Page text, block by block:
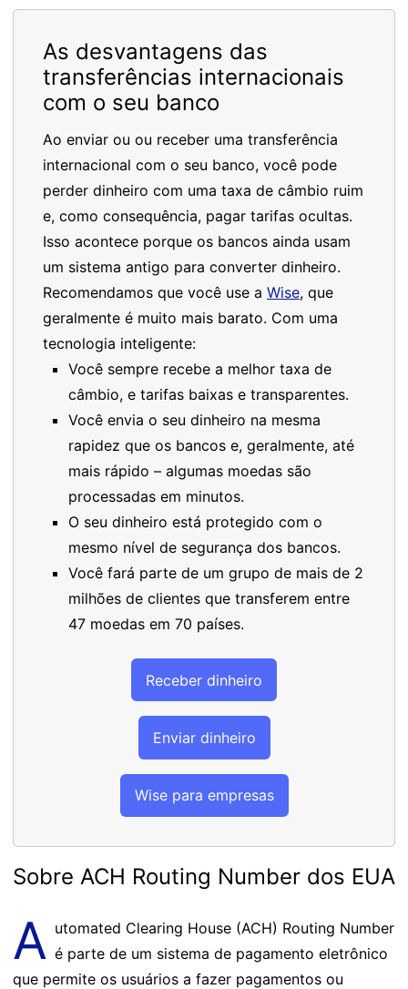
As desvantagens das
transferências internacionais
com o seu banco
Ao enviar ou ou receber uma transferência
internacional com o seu banco, você pode
perder dinheiro com uma taxa de câmbio ruim
e, como consequência, pagar tarifas ocultas.
Isso acontece porque os bancos ainda usam
um sistema antigo para converter dinheiro.
Recomendamos que você use a Wise, que
geralmente é muito mais barato. Com uma
tecnologia inteligente:
Você sempre recebe a melhor taxa de
câmbio, e tarifas baixas e transparentes.
Você envia o seu dinheiro na mesma
rapidez que os bancos e, geralmente, até
mais rápido – algumas moedas são
processadas em minutos.
O seu dinheiro está protegido com o
mesmo nível de segurança dos bancos.
Você fará parte de um grupo de mais de 2
milhões de clientes que transferem entre
47 moedas em 70 países.
Receber dinheiro
Enviar dinheiro
Wise para empresas
Sobre ACH Routing Number dos EUA
A utomated Clearing House (ACH) Routing Number
é parte de um sistema de pagamento eletrônico
que permite os usuários a fazer pagamentos ou